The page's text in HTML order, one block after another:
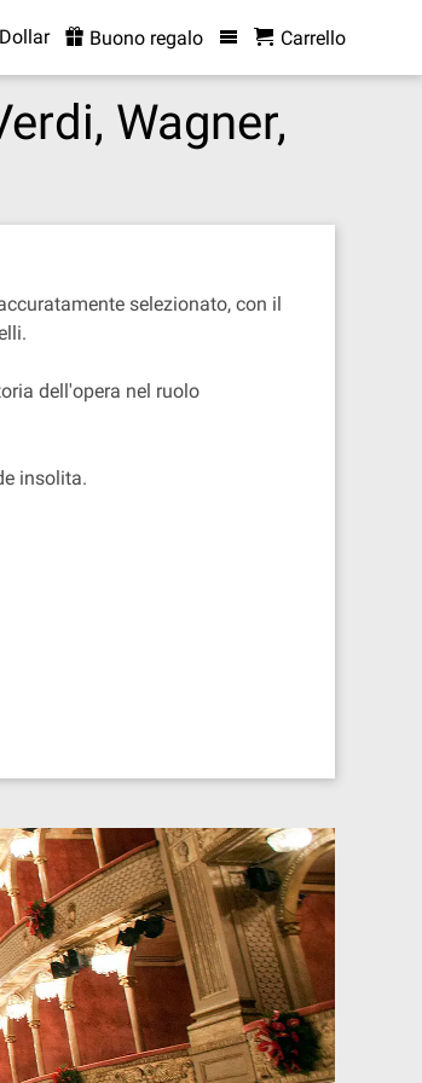
Buono regalo Carrello
Wagner,
selezionato, con il
dell'opera nel ruolo
insolita.